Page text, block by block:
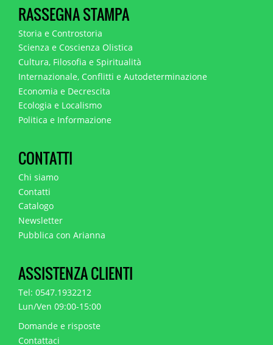
RASSEGNA STAMPA
Storia e Controstoria
Scienza e Coscienza Olistica
Cultura, Filosofia e Spiritualità
Internazionale, Conflitti e Autodeterminazione
Economia e Decrescita
Ecologia e Localismo
Politica e Informazione
CONTATTI
Chi siamo
Contatti
Catalogo
Newsletter
Pubblica con Arianna
ASSISTENZA CLIENTI
Tel: 0547.1932212
Lun/Ven 09:00-15:00
Domande e risposte
Contattaci